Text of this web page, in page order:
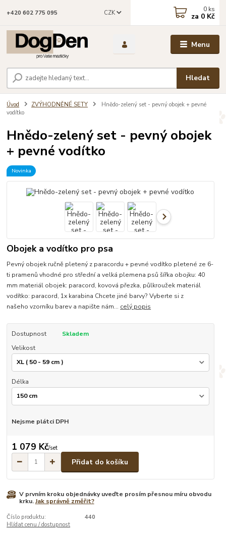
Menu
CZK
Hledat
+420 602 775 095 0 ks
za 0 Kč
Úvod ZVÝHODNĚNÉ SETY
Hnědo-zelený set - pevný obojek + pevné
vodítko
Hnědo-zelený set - pevný obojek
+ pevné vodítko
Novinka
Obojek a vodítko pro psa
Pevný obojek ručně pletený z paracordu + pevné vodítko pletené ze 6-
ti pramenů vhodné pro střední a velká plemena psů šířka obojku: 40
mm materiál obojek: paracord, kovová přezka, půlkroužek materiál
vodítko: paracord, 1x karabina Chcete jiné barvy? Vyberte si z
našeho vzorníku barev a napište nám... celý popis
Dostupnost
Skladem
Velikost
Délka
Nejsme plátci DPH
1 079 Kč/set
Přidat do košíku
V prvním kroku objednávky uveďte prosím přesnou míru obvodu
krku.Jak správně změřit?
Číslo produktu:
440
Hlídat cenu / dostupnost